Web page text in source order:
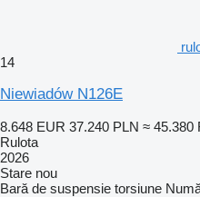
14
Niewiadów N126E
8.648 EUR 37.240 PLN ≈ 45.380
Rulota
2026
Stare nou
Bară de suspensie torsiune